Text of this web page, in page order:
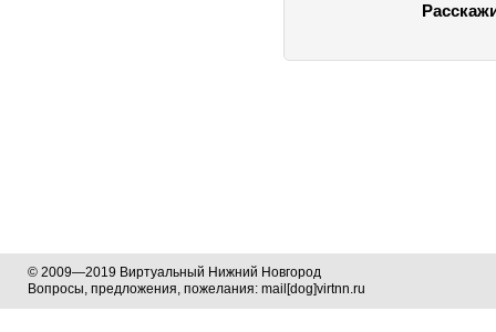
© 2009—2019 Виртуальный Нижний Новгород
Вопросы, предложения, пожелания: mail[dog]virtnn.ru